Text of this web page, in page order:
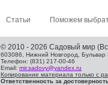
Статьи Поможем
© 2010 - 2026 Садовый мир
603086, Нижний Новгород,
Телефон: (831) 217-00-46
Email: mir.sadovy@yandex.ru
Копирование материала только с
Ответственность за